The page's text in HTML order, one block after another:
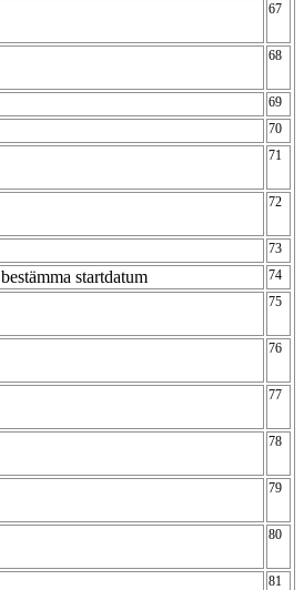
67
68
69
70
71
72
73
startdatum 74
75
76
77
78
79
80
81